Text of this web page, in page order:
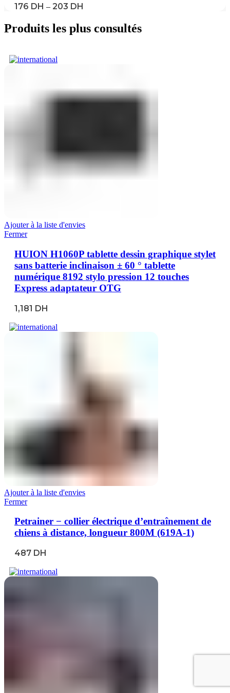
176 DH – 203 DH
Produits les plus consultés
Ajouter à la liste d'envies
Fermer
HUION H1060P tablette dessin graphique stylet
sans batterie inclinaison ± 60 ° tablette
numérique 8192 stylo pression 12 touches
Express adaptateur OTG
1,181 DH
Ajouter à la liste d'envies
Fermer
Petrainer − collier électrique d’entraînement de
chiens à distance, longueur 800M (619A-1)
487 DH